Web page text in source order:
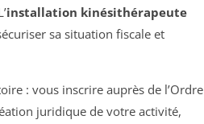
installation kinésithérapeute
sa situation fiscale et
: vous inscrire auprès de l’Ordre
juridique de votre activité,